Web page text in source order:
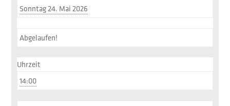
Sonntag 24. Mai 2026
Abgelaufen!
Uhrzeit
14:00